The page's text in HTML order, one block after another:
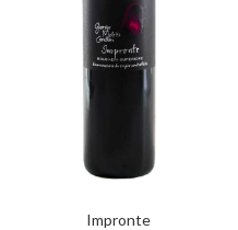
Impronte